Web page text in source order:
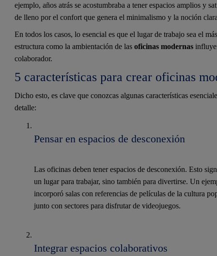
ejemplo, años atrás se acostumbraba a tener espacios amplios y
de lleno por el confort que genera el minimalismo y la noción
En todos los casos, lo esencial es que el lugar de trabajo sea el
estructura como la ambientación de las oficinas modernas
colaborador.
5 características para crear oficinas
Dicho esto, es clave que conozcas algunas características
detalle:
Pensar en espacios de desconexión
Las oficinas deben tener espacios de desconexión. Esto
un lugar para trabajar, sino también para divertirse. Un
incorporó salas con referencias de películas de la cultura
junto con sectores para disfrutar de videojuegos.
Integrar espacios colaborativos